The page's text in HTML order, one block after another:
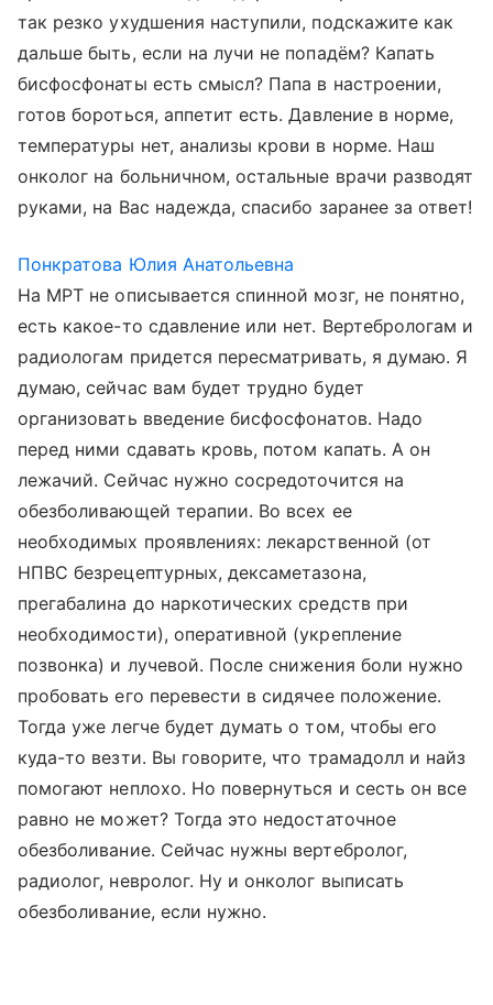
так резко ухудшения наступили, подскажите как
дальше быть, если на лучи не попадём? Капать
бисфосфонаты есть смысл? Папа в настроении,
готов бороться, аппетит есть. Давление в норме,
температуры нет, анализы крови в норме. Наш
онколог на больничном, остальные врачи разводят
руками, на Вас надежда, спасибо заранее за ответ!
Понкратова Юлия Анатольевна
На МРТ не описывается спинной мозг, не понятно,
есть какое-то сдавление или нет. Вертебрологам и
радиологам придется пересматривать, я думаю. Я
думаю, сейчас вам будет трудно будет
организовать введение бисфосфонатов. Надо
перед ними сдавать кровь, потом капать. А он
лежачий. Сейчас нужно сосредоточится на
обезболивающей терапии. Во всех ее
необходимых проявлениях: лекарственной (от
НПВС безрецептурных, дексаметазона,
прегабалина до наркотических средств при
необходимости), оперативной (укрепление
позвонка) и лучевой. После снижения боли нужно
пробовать его перевести в сидячее положение.
Тогда уже легче будет думать о том, чтобы его
куда-то везти. Вы говорите, что трамадолл и найз
помогают неплохо. Но повернуться и сесть он все
равно не может? Тогда это недостаточное
обезболивание. Сейчас нужны вертебролог,
радиолог, невролог. Ну и онколог выписать
обезболивание, если нужно.